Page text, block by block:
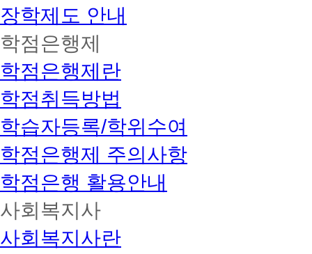
장학제도 안내
학점은행제
학점은행제란
학점취득방법
학습자등록/학위수여
학점은행제 주의사항
학점은행 활용안내
사회복지사
사회복지사란